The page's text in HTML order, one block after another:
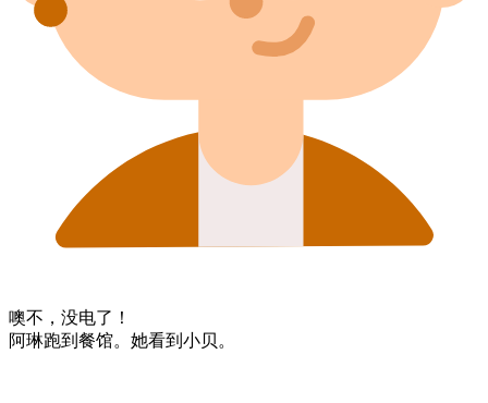
噢不，​没电了！
阿琳​跑到​餐馆。​她​看到​小贝。